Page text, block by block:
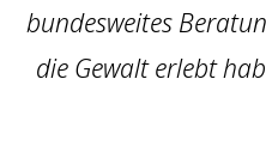
bundesweites
die Gewalt erlebt